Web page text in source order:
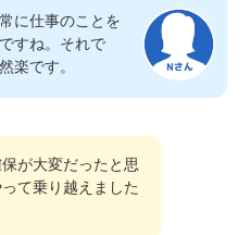
に仕事のことを
すね。それで
楽です。
が大変だったと思
て乗り越えました